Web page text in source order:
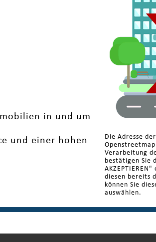
in und um
und einer hohen
Die Adresse
Verarbeitung
bestätigen Sie
diesen bereits
können Sie
auswählen.